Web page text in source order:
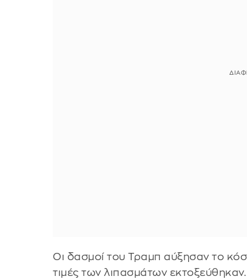
Οι δασμοί του Τραμπ αύξησαν το
τιμές των λιπασμάτων